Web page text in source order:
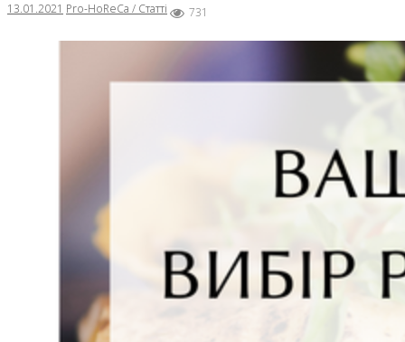
13.01.2021 Pro-HoReCa / Статті 731